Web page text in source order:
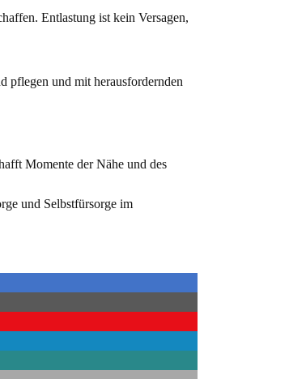
Entlastung ist kein Versagen,
pflegen und mit herausfordernden
Momente der Nähe und des
und Selbstfürsorge im